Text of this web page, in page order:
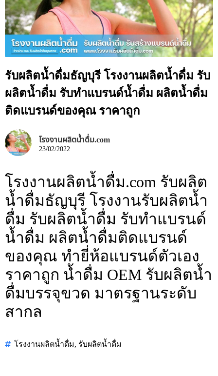
รับผลิตน้ำดื่มธัญบุรี โรงงานผลิตน้ำดื่ม รับ
ผลิตน้ำดื่ม รับทำแบรนด์น้ำดื่ม ผลิตน้ำดื่ม
ติดแบรนด์ของคุณ ราคาถูก
โรงงานผลิตน้ำดื่ม.com
23/02/2022
โรงงานผลิตน้ำดื่ม.com รับผลิต
น้ำดื่มธัญบุรี โรงงานรับผลิตน้ำ
ดื่ม รับผลิตน้ำดื่ม รับทำแบรนด์
น้ำดื่ม ผลิตน้ำดื่มติดแบรนด์
ของคุณ ทำยี่ห้อแบรนด์ตัวเอง
ราคาถูก น้ำดื่ม OEM รับผลิตน้ำ
ดื่มบรรจุขวด มาตรฐานระดับ
สากล
โรงงานผลิตน้ำดื่ม, รับผลิตน้ำดื่ม